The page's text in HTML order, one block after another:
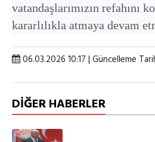
vatandaşlarımızın refahını
kararlılıkla atmaya devam
06.03.2026 10:17 | Güncelleme
DİĞER HABERLER